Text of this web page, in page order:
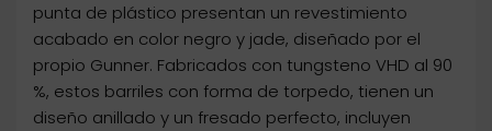
punta de plástico presentan un revestimiento
acabado en color negro y jade, diseñado por el
propio Gunner. Fabricados con tungsteno VHD al 90
%, estos barriles con forma de torpedo, tienen un
diseño anillado y un fresado perfecto, incluyen